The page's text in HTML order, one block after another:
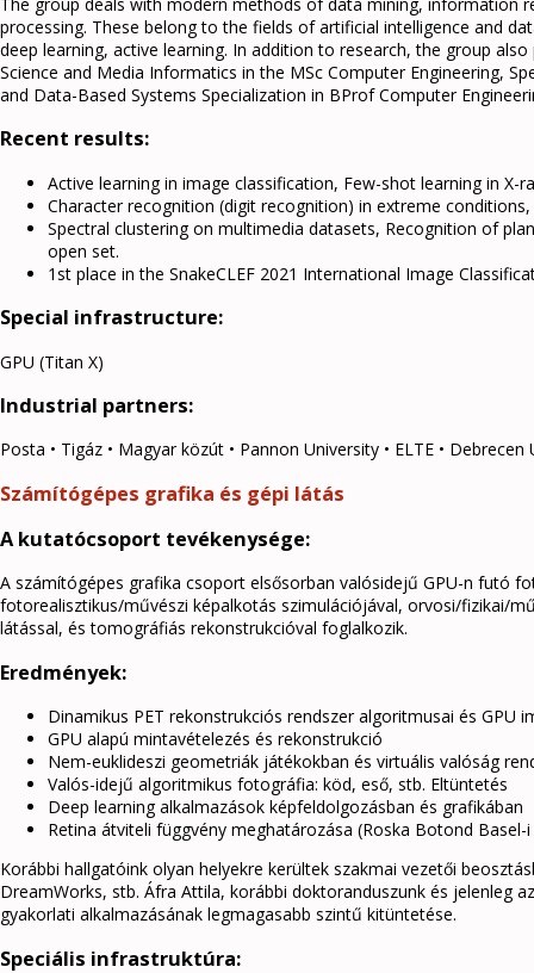
processing. These belong to the fields of artificial intelligence and
deep learning, active learning. In addition to research, the group
Science and Media Informatics in the MSc Computer Engineering,
and Data-Based Systems Specialization in BProf Computer
Recent results:
Active learning in image classification, Few-shot learning in X-
Character recognition (digit recognition) in extreme conditions,
Spectral clustering on multimedia datasets, Recognition of
open set.
1st place in the SnakeCLEF 2021 International Image
Special infrastructure:
GPU (Titan X)
Industrial partners:
Posta • Tigáz • Magyar közút • Pannon University • ELTE • Debrecen
Számítógépes grafika és gépi látás
A kutatócsoport tevékenysége:
A számítógépes grafika csoport elsősorban valósidejű GPU-n futó
fotorealisztikus/művészi képalkotás szimulációjával, orvosi/fizikai/
látással, és tomográfiás rekonstrukcióval foglalkozik.
Eredmények:
Dinamikus PET rekonstrukciós rendszer algoritmusai és GPU
GPU alapú mintavételezés és rekonstrukció
Nem-euklideszi geometriák játékokban és virtuális valóság
Valós-idejű algoritmikus fotográfia: köd, eső, stb. Eltüntetés
Deep learning alkalmazások képfeldolgozásban és grafikában
Retina átviteli függvény meghatározása (Roska Botond
Korábbi hallgatóink olyan helyekre kerültek szakmai vezetői
DreamWorks, stb. Áfra Attila, korábbi doktoranduszunk és jelenleg
gyakorlati alkalmazásának legmagasabb szintű kitüntetése.
Speciális infrastruktúra: